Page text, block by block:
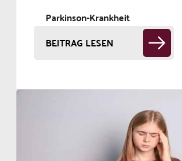
Parkinson-Krankheit
BEITRAG LESEN